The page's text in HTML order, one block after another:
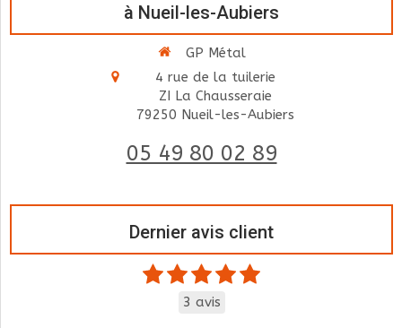
à Nueil-les-Aubiers
GP Métal
4 rue de la tuilerie
ZI La Chausseraie
79250 Nueil-les-Aubiers
05 49 80 02 89
Dernier avis client
3 avis